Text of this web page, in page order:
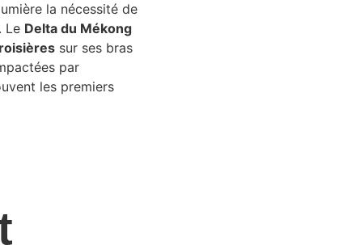
la nécessité de
. Le Delta du Mékong
sur ses bras
par
les premiers